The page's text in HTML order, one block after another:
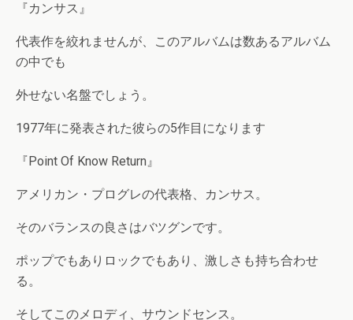
『カンサス』
代表作を絞れませんが、このアルバムは数あるアルバム
の中でも
外せない名盤でしょう。
1977年に発表された彼らの5作目になります
『Point Of Know Return』
アメリカン・プログレの代表格、カンサス。
そのバランスの良さはバツグンです。
ポップでもありロックでもあり、激しさも持ち合わせ
る。
そしてこのメロディ、サウンドセンス。